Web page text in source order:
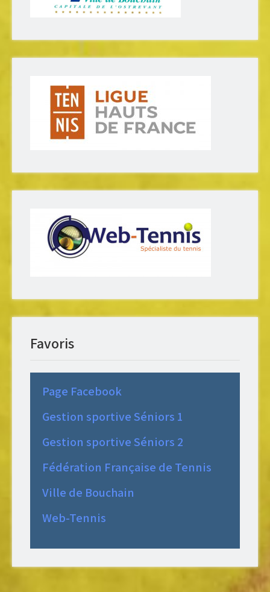
Favoris
Page Facebook
Gestion sportive Séniors 1
Gestion sportive Séniors 2
Fédération Française de Tennis
Ville de Bouchain
Web-Tennis